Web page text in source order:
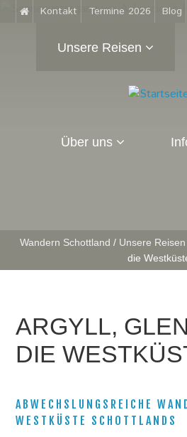
Kontakt Termine 2026 Blog
Unsere Reisen
Über uns
S
s
i
d
h
Wandern Schottland / Unsere Reisen
die
ARGYLL,
DIE
ABWECHSLUNGSREICHE
WESTKÜSTE SCHOTTLANDS